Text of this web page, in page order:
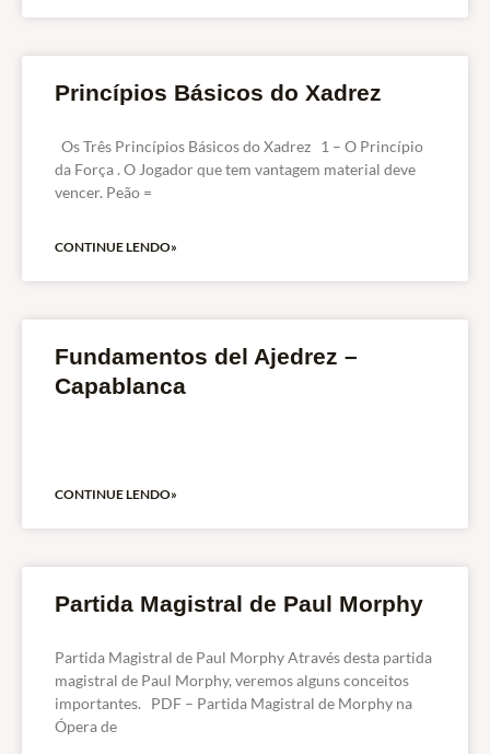
Princípios Básicos do Xadrez
Os Três Princípios Básicos do Xadrez 1 – O Princípio
da Força . O Jogador que tem vantagem material deve
vencer. Peão =
CONTINUE LENDO»
Fundamentos del Ajedrez –
Capablanca
CONTINUE LENDO»
Partida Magistral de Paul Morphy
Partida Magistral de Paul Morphy Através desta partida
magistral de Paul Morphy, veremos alguns conceitos
importantes. PDF – Partida Magistral de Morphy na
Ópera de